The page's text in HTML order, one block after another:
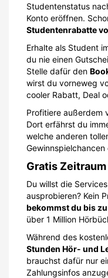
Studentenstatus
Konto eröffnen.
Studentenrabatte
Erhalte als Student
du nie einen
Stelle dafür den
wirst du vorneweg
cooler Rabatt, Deal
Profitiere außerdem
Dort erfährst du
welche anderen
Gratis
Du willst die
ausprobieren? Kein
bekommst du bis
über 1 Million
Während des
Stunden Hör- und
brauchst dafür nur
Zahlungsinfos